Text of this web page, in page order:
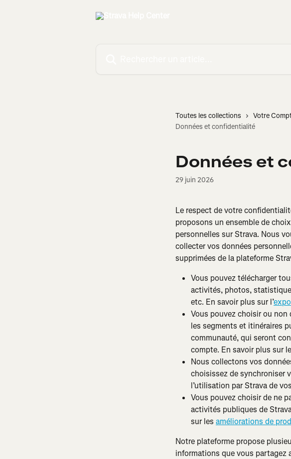
Toutes les collections Votre
Données et confidentialité
Données et
29 juin 2026
Le respect de votre
proposons un ensemble de
personnelles sur Strava. Nous
collecter vos données
supprimées de la plateforme
Vous pouvez télécharger
activités, photos,
etc. En savoir plus sur l’
Vous pouvez choisir ou non
les segments et itinéraires
communauté, qui seront
compte. En savoir plus sur
Nous collectons vos
choisissez de synchroniser
l’utilisation par Strava de vos
Vous pouvez choisir de ne
activités publiques de
sur les améliorations de
Notre plateforme propose
informations que vous partagez